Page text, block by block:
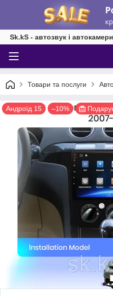
Sk.kS - автозвук і
Товари та послуги
Андроїд 15 –10%